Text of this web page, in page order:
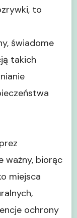
to
świadome
takich
ważny, biorąc
miejsca
ochrony